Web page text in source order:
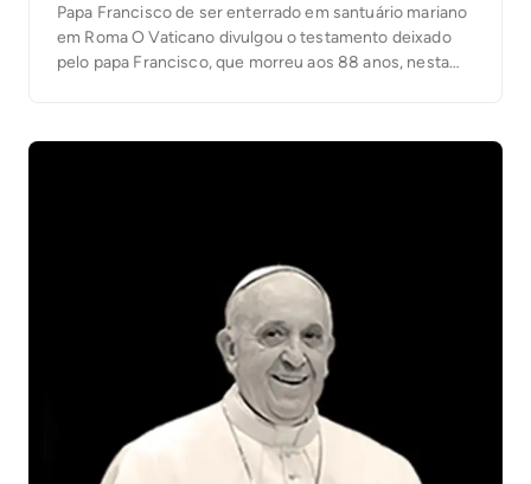
Papa Francisco de ser enterrado em santuário mariano
em Roma O Vaticano divulgou o testamento deixado
pelo papa Francisco, que morreu aos 88 anos, nesta
cardiocirculatório irreversível. No documento, o